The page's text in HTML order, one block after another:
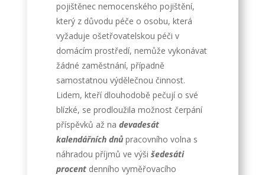
pojištěnec nemocenského pojištění,
který z důvodu péče o osobu, která
vyžaduje ošetřovatelskou péči v
domácím prostředí, nemůže vykonávat
žádné zaměstnání, případně
samostatnou výdělečnou činnost.
Lidem, kteří dlouhodobě pečují o své
blízké, se prodloužila možnost čerpání
příspěvků až na devadesát
kalendářních dnůpracovního volna s
náhradou příjmů ve výši šedesáti
procentdenního vyměřovacího